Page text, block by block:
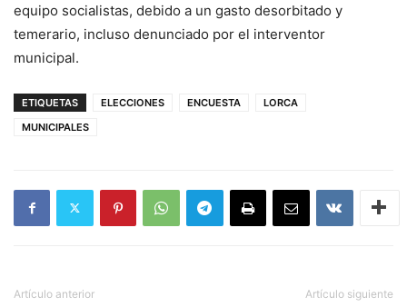
equipo socialistas, debido a un gasto desorbitado y
temerario, incluso denunciado por el interventor
municipal.
ETIQUETAS ELECCIONES ENCUESTA
LORCA
MUNICIPALES
Artículo anterior Artículo siguiente